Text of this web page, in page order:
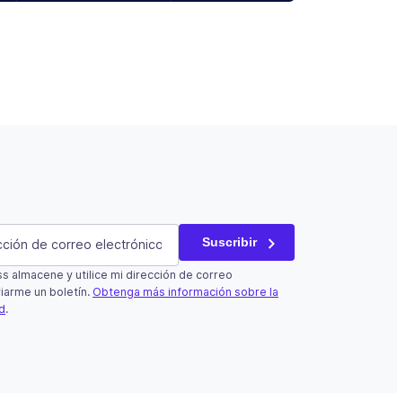
campo de validación y debe quedar sin cambios.
Suscribir
almacene y utilice mi dirección de correo
un boletín. Obtenga más información sobre la
.